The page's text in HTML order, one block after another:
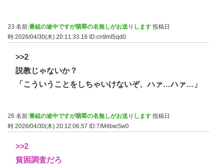
23 名前:番組の途中ですが翡翠の名無しがお送りします 投稿日
時:2026/04/30(木) 20:11:33.16 ID:cn9mI5qd0
>>2
説教じゃないか？
「こういうことをしちゃいけないぞ、ハァ…ハァ…」
26 名前:番組の途中ですが翡翠の名無しがお送りします 投稿日
時:2026/04/30(木) 20:12:06.57
ID:7/M4bwSw0
>>2
貧困調査だろ